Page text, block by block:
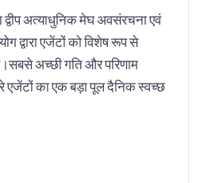
द्वीप अत्याधुनिक मेघ अवसंरचना एवं
द्वारा एजेंटों को विशेष रूप से
अच्छी गति और परिणाम
एजेंटों का एक बड़ा पूल दैनिक स्वच्छ